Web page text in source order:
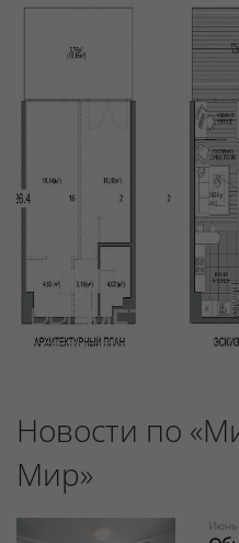
Новости по
Мир»
Июнь